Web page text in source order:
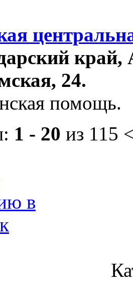
край,
24.
помощь.
1 - 20 из 115